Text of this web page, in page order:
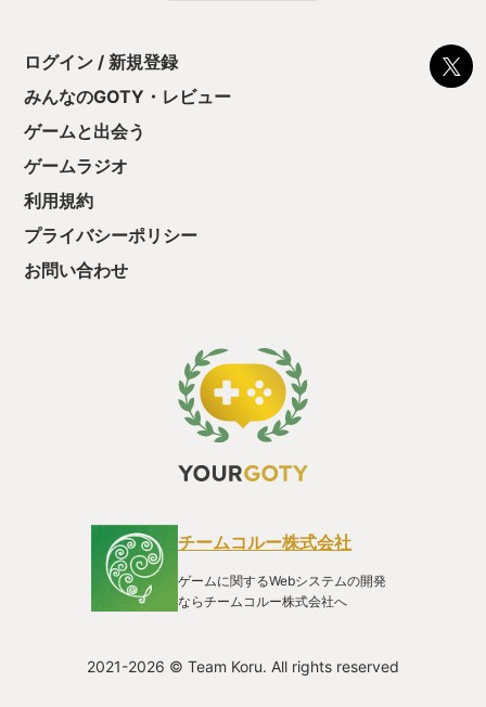
ログイン / 新規登録
みんなのGOTY・レビュー
ゲームと出会う
ゲームラジオ
利用規約
プライバシーポリシー
お問い合わせ
チームコルー株式会社
ゲームに関するWebシステムの開発
ならチームコルー株式会社へ
2021-2026 © Team Koru. All rights reserved